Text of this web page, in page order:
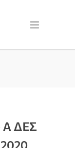
Α ΔΕΣ